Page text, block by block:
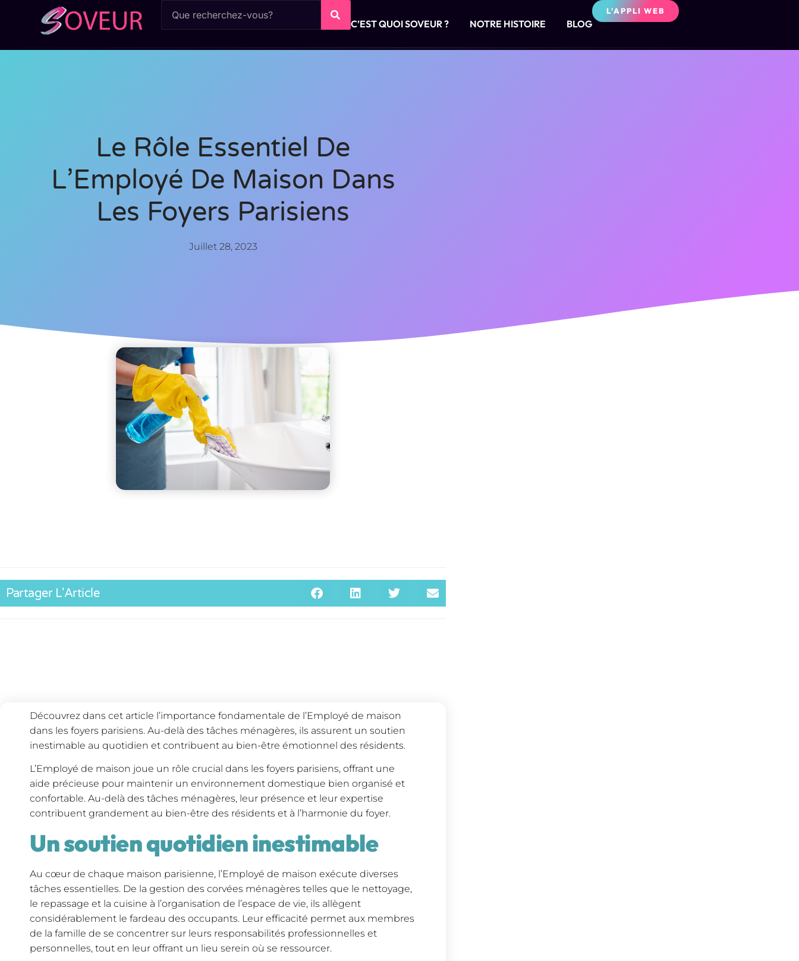
C’EST QUOI SOVEUR ? NOTRE HISTOIRE BLOG
L'APPLI WEB
Le Rôle Essentiel De
L’Employé De Maison Dans
Les Foyers Parisiens
Juillet 28, 2023
Partager L'Article
Découvrez dans cet article l’importance fondamentale de l’Employé de maison
dans les foyers parisiens. Au-delà des tâches ménagères, ils assurent un soutien
inestimable au quotidien et contribuent au bien-être émotionnel des résidents.
L’Employé de maison joue un rôle crucial dans les foyers parisiens, offrant une
aide précieuse pour maintenir un environnement domestique bien organisé et
confortable. Au-delà des tâches ménagères, leur présence et leur expertise
contribuent grandement au bien-être des résidents et à l’harmonie du foyer.
Un soutien quotidien inestimable
Au cœur de chaque maison parisienne, l’Employé de maison exécute diverses
tâches essentielles. De la gestion des corvées ménagères telles que le nettoyage,
le repassage et la cuisine à l’organisation de l’espace de vie, ils allègent
considérablement le fardeau des occupants. Leur efficacité permet aux membres
de la famille de se concentrer sur leurs responsabilités professionnelles et
personnelles, tout en leur offrant un lieu serein où se ressourcer.